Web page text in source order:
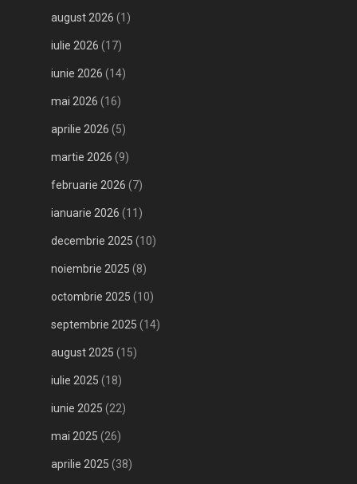
august 2026 (1)
iulie 2026 (17)
iunie 2026 (14)
mai 2026 (16)
aprilie 2026 (5)
martie 2026 (9)
februarie 2026 (7)
ianuarie 2026 (11)
decembrie 2025 (10)
noiembrie 2025 (8)
octombrie 2025 (10)
septembrie 2025 (14)
august 2025 (15)
iulie 2025 (18)
iunie 2025 (22)
mai 2025 (26)
aprilie 2025 (38)